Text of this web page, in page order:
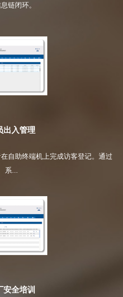
链闭环。
出入管理
自助终端机上完成访客登记。通过
系...
安全培训